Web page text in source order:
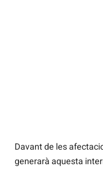
Davant de les
generarà aquesta